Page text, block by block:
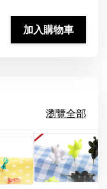
加入購物車
瀏覽全部